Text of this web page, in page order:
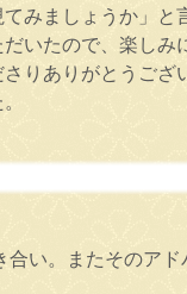
みましょうか」
いたので、楽しみ
りありがとうござ
い。またそのアド